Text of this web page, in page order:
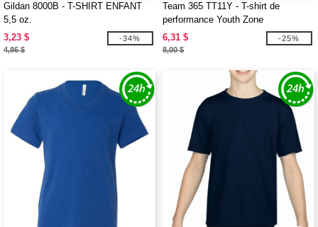
Gildan 8000B - T-SHIRT ENFANT
5,5 oz.
3,23 $
4,86 $
-34%
Team 365 TT11Y - T-shirt de
performance Youth Zone
6,31 $
8,00 $
-25%